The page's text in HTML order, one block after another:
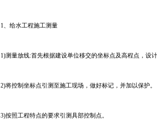
1、给水工程施工测量
1)测量放线:首先根据建设单位移交的坐标点及高程点，设
2)将控制坐标点引测至施工现场，做好标记，并加以保护。
3)按照工程特点的要求引测具部控制点。